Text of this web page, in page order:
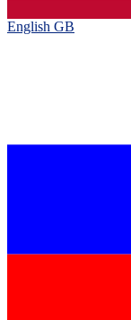
English GB‎